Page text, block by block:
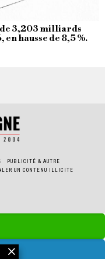
3,203 milliards
hausse de 8,5 %.
PUBLICITÉ & AUTRE
UN CONTENU ILLICITE